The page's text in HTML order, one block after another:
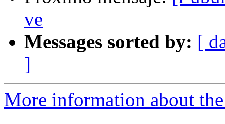
ve
Messages sorted by: [
]
More information about